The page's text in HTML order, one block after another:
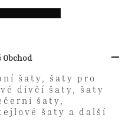
Obchod
šaty, šaty pro
dívčí šaty, šaty
šaty,
šaty a další